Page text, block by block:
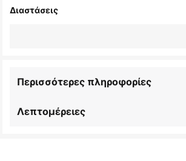
Διαστάσεις
Λεπτομέρειες
Περισσότερες πληροφορίες